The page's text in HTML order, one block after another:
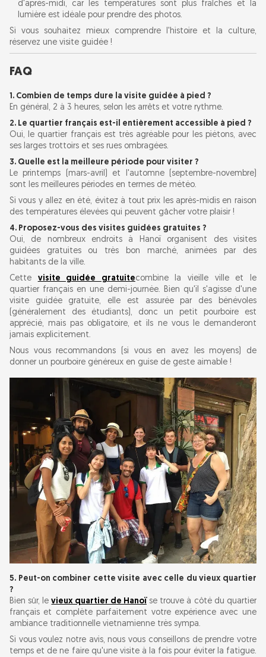
d'après-midi, car les températures sont plus fraîches et la
lumière est idéale pour prendre des photos.
Si vous souhaitez mieux comprendre l'histoire et la culture,
réservez une visite guidée !
FAQ
1. Combien de temps dure la visite guidée à pied ?
En général, 2 à 3 heures, selon les arrêts et votre rythme.
2. Le quartier français est-il entièrement accessible à pied ?
Oui, le quartier français est très agréable pour les piétons, avec
ses larges trottoirs et ses rues ombragées.
3. Quelle est la meilleure période pour visiter ?
Le printemps (mars-avril) et l'automne (septembre-novembre)
sont les meilleures périodes en termes de météo.
Si vous y allez en été, évitez à tout prix les après-midis en raison
des températures élevées qui peuvent gâcher votre plaisir !
4. Proposez-vous des visites guidées gratuites ?
Oui, de nombreux endroits à Hanoï organisent des visites
guidées gratuites ou très bon marché, animées par des
habitants de la ville.
Cette visite guidée gratuitecombine la vieille ville et le
quartier français en une demi-journée. Bien qu'il s'agisse d'une
visite guidée gratuite, elle est assurée par des bénévoles
(généralement des étudiants), donc un petit pourboire est
apprécié, mais pas obligatoire, et ils ne vous le demanderont
jamais explicitement.
Nous vous recommandons (si vous en avez les moyens) de
donner un pourboire généreux en guise de geste aimable !
5. Peut-on combiner cette visite avec celle du vieux quartier
?
Bien sûr, levieux quartier de Hanoïse trouve à côté du quartier
français et complète parfaitement votre expérience avec une
ambiance traditionnelle vietnamienne très sympa.
Si vous voulez notre avis, nous vous conseillons de prendre votre
temps et de ne faire qu'une visite à la fois pour éviter la fatigue.